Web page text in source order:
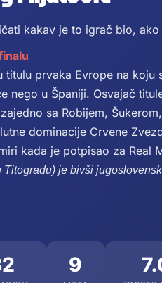
kakav je to igrač bio,
titulu prvaka Evrope na
nego u Španiji. Osvajač
sa Robijem,
dominacije Crvene
kada je potpisao za Real
Titogradu) je bivši
9